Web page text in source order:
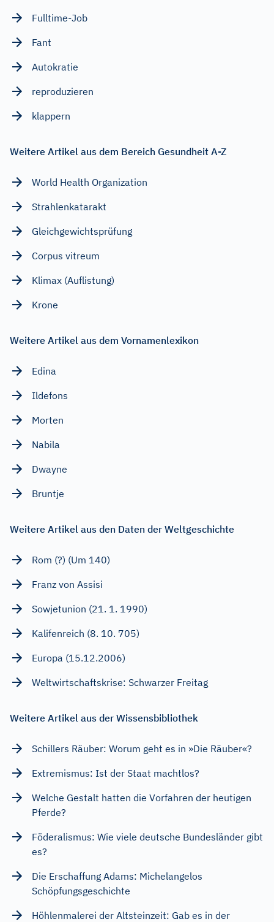
Fulltime-Job
Fant
Autokratie
reproduzieren
klappern
Weitere Artikel aus dem Bereich Gesundheit A-Z
World Health Organization
Strahlenkatarakt
Gleichgewichtsprüfung
Corpus vitreum
Klimax (Auflistung)
Krone
Weitere Artikel aus dem Vornamenlexikon
Edina
Ildefons
Morten
Nabila
Dwayne
Bruntje
Weitere Artikel aus den Daten der Weltgeschichte
Rom (?) (Um 140)
Franz von Assisi
Sowjetunion (21. 1. 1990)
Kalifenreich (8. 10. 705)
Europa (15.12.2006)
Weltwirtschaftskrise: Schwarzer Freitag
Weitere Artikel aus der Wissensbibliothek
Schillers Räuber: Worum geht es in »Die Räuber«?
Extremismus: Ist der Staat machtlos?
Welche Gestalt hatten die Vorfahren der heutigen
Pferde?
Föderalismus: Wie viele deutsche Bundesländer gibt
es?
Die Erschaffung Adams: Michelangelos
Schöpfungsgeschichte
Höhlenmalerei der Altsteinzeit: Gab es in der